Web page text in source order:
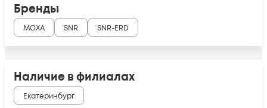
Бренды
MOXA SNR SNR-ERD
Наличие в филиалах
Екатеринбург